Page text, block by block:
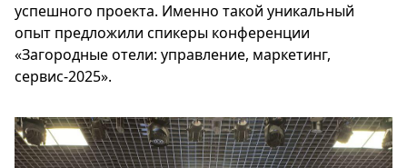
успешного проекта. Именно такой уникальный
опыт предложили спикеры конференции
«Загородные отели: управление, маркетинг,
сервис-2025».